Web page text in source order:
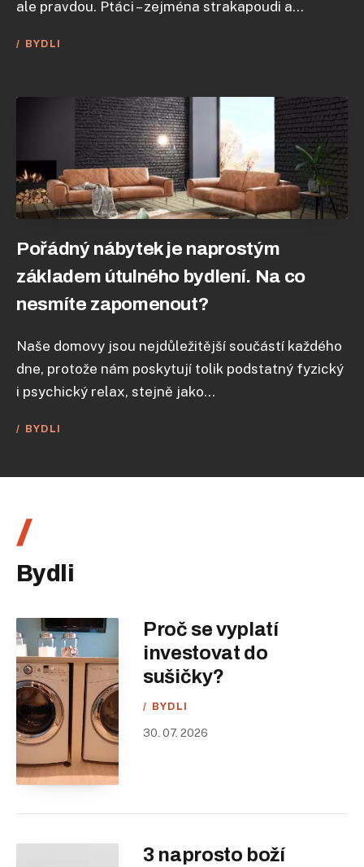
ale pravdou. Ptáci – zejména strakapoudi a...
BYDLI
Pořádný nábytek je naprostým
základem útulného bydlení. Na co
nesmíte zapomenout?
Naše domovy jsou nejdůležitější součástí každého
dne, protože nám poskytují tolik podstatný fyzický
i psychický relax, stejně jako...
BYDLI
Bydli
Proč se vyplatí
investovat do
sušičky?
BYDLI
30. 07. 2026
3 naprosto boží